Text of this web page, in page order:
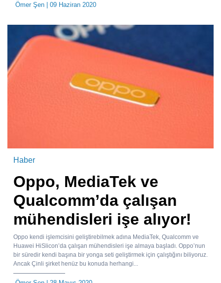
Ömer Şen | 09 Haziran 2020
Haber
Oppo, MediaTek ve
Qualcomm’da çalışan
mühendisleri işe alıyor!
Oppo kendi işlemcisini geliştirebilmek adına MediaTek, Qualcomm ve
Huawei HiSlicon’da çalışan mühendisleri işe almaya başladı. Oppo’nun
bir süredir kendi başına bir yonga seti geliştirmek için çalıştığını biliyoruz.
Ancak Çinli şirket henüz bu konuda herhangi...